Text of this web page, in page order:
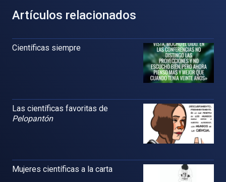
Artículos relacionados
Científicas siempre
Las científicas favoritas de
Pelopantón
Mujeres científicas a la carta